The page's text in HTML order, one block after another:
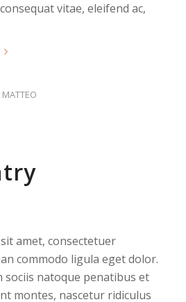
vitae, eleifend ac,
MATTEO
amet, consectetuer
commodo ligula eget dolor.
sociis natoque penatibus et
montes, nascetur ridiculus